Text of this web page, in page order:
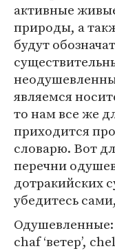
активные
природы, а
будут
являемся
то нам все же
приходится
словарю. Вот
перечни
дотракийских
убедитесь
Одушевленные:
chaf ‘ветер’,